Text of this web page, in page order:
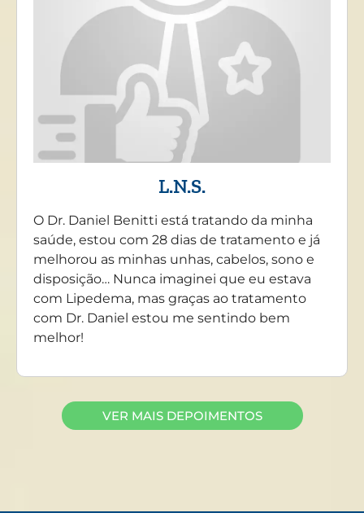
L.N.S.
O Dr. Daniel Benitti está tratando da minha
saúde, estou com 28 dias de tratamento e já
melhorou as minhas unhas, cabelos, sono e
disposição… Nunca imaginei que eu estava
com Lipedema, mas graças ao tratamento
com Dr. Daniel estou me sentindo bem
melhor!
VER MAIS DEPOIMENTOS